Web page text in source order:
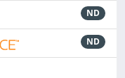
ND
ND